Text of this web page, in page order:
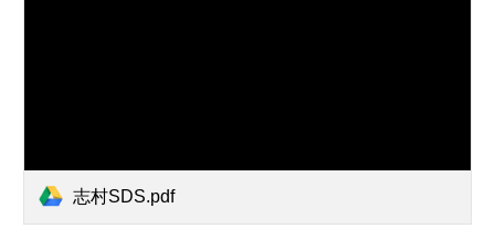
志村SDS.pdf